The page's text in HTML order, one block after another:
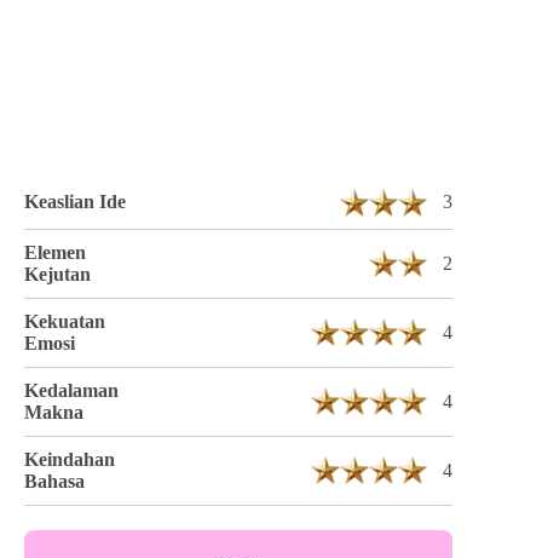
Keaslian Ide 3
Elemen
Kejutan
2
Kekuatan
Emosi
4
Kedalaman
Makna
4
Keindahan
Bahasa
4